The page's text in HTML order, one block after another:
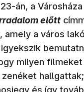
án, a
előtt
amely a város
milyen
és így